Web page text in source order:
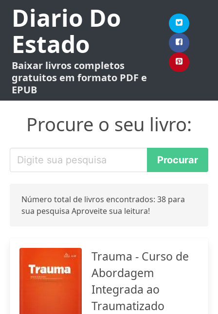
Diario Do
Estado
Baixar livros completos
gratuitos em formato PDF e
EPUB
Procure o seu livro:
Número total de livros encontrados: 38 para
sua pesquisa Aproveite sua leitura!
Trauma - Curso de
Abordagem
Integrada ao
Traumatizado